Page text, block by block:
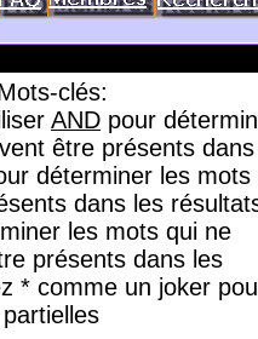
clés:
AND pour
être présents
déterminer les mots
dans les
les mots qui ne
présents dans les
* comme un joker